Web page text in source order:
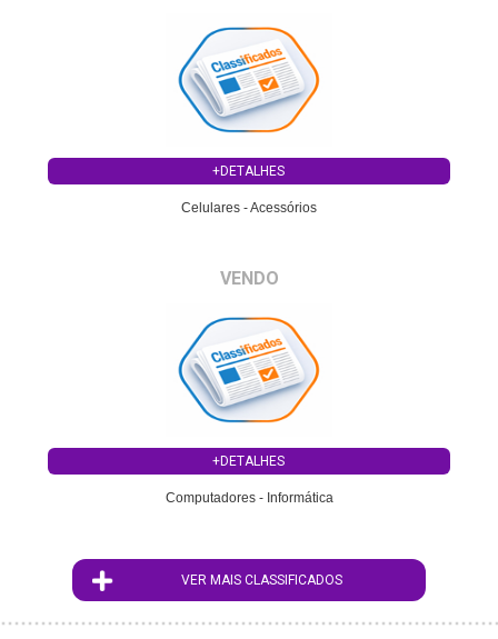
+DETALHES
Celulares - Acessórios
VENDO
+DETALHES
Computadores - Informática
VER MAIS CLASSIFICADOS